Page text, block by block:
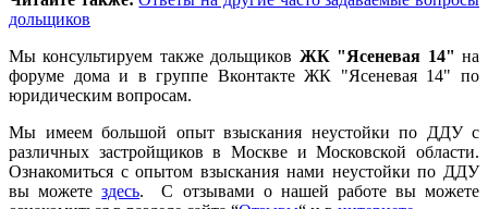
дольщиков
Мы консультируем также дольщиков ЖК "Ясеневая 14" на
форуме дома и в группе Вконтакте ЖК "Ясеневая 14" по
юридическим вопросам.
Мы имеем большой опыт взыскания неустойки по ДДУ с
различных застройщиков в Москве и Московской области.
Ознакомиться с опытом взыскания нами неустойки по ДДУ
вы можетездесь. С отзывами о нашей работе вы можете